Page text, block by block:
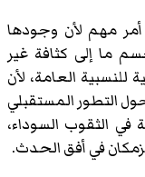
مهم لأن وجودها
ما إلى كثافة غير
العامة، لأن
التطور المستقبلي
الثقوب السوداء،
في أفق الحدث.